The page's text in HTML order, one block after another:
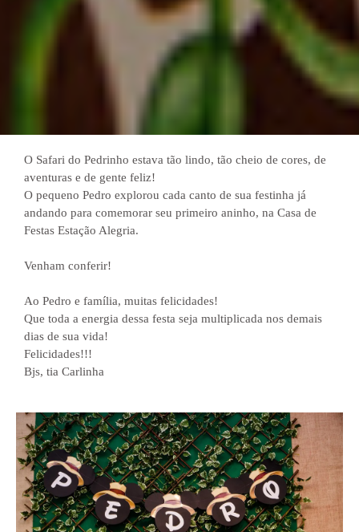
O Safari do Pedrinho estava tão lindo, tão cheio de cores, de
aventuras e de gente feliz!
O pequeno Pedro explorou cada canto de sua festinha já
andando para comemorar seu primeiro aninho, na Casa de
Festas Estação Alegria.
Venham conferir!
Ao Pedro e família, muitas felicidades!
Que toda a energia dessa festa seja multiplicada nos demais
dias de sua vida!
Felicidades!!!
Bjs, tia Carlinha